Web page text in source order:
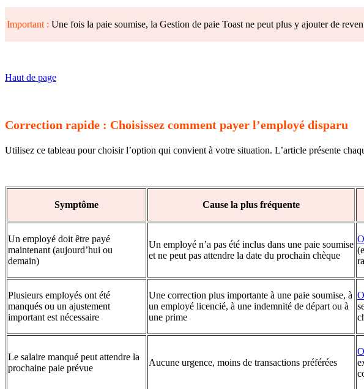
Important : Une fois la paie soumise, la Gestion de paie Toast ne peut plus y ajouter de
Haut de page
Correction rapide : Choisissez comment payer l’employé disparu
Utilisez ce tableau pour choisir l’option qui convient à votre situation. L’article présente
Symptôme Cause la plus fréquente
Un employé doit être payé
maintenant (aujourd’hui ou
demain)
Un employé n’a pas été inclus dans une paie soumise
et ne peut pas attendre la date du prochain chèque
Plusieurs employés ont été
manqués ou un ajustement
important est nécessaire
Une correction plus importante à une paie soumise, à
un employé licencié, à une indemnité de départ ou à
une prime
Le salaire manqué peut attendre la
prochaine paie prévue
Aucune urgence, moins de transactions préférées